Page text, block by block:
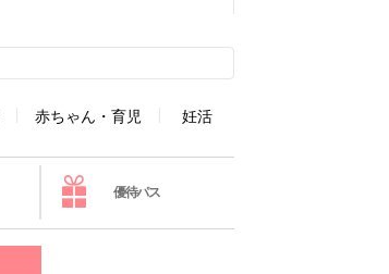
赤ちゃん・育児 妊活
優待パス